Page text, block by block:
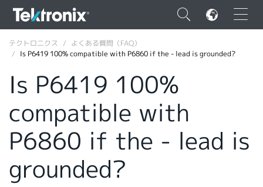
×
ENGLISH
FRANÇAIS
テクトロニクス
よくある質問（FAQ）
Is P6419 100% compatible with P6860 if the - lead is grounded?
Is P6419 100%
compatible with
P6860 if the - lead is
grounded?